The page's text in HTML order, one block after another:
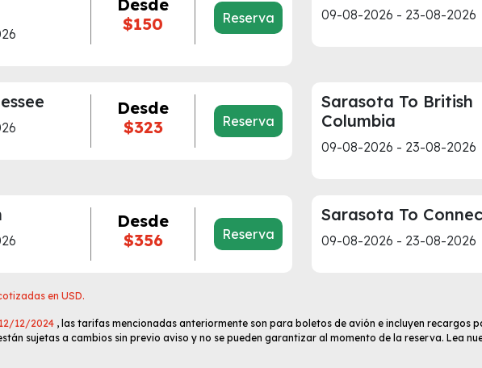
Desde
$150
Reserva 09-08-2026 - 23-08-2026
Desde
$323
Reserva
Sarasota To British
Columbia
09-08-2026 - 23-08-2026
Desde
$356
Reserva
Sarasota To
09-08-2026 - 23-08-2026
en USD.
12/12/2024 , las tarifas mencionadas anteriormente son para boletos de avión e incluyen recargos
sujetas a cambios sin previo aviso y no se pueden garantizar al momento de la reserva. Lea